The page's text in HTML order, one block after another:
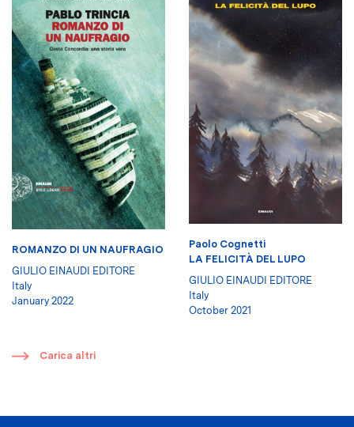
ROMANZO DI UN NAUFRAGIO
GIULIO EINAUDI EDITORE
Italy
January 2022
Paolo Cognetti
LA FELICITÀ DEL LUPO
GIULIO EINAUDI EDITORE
Italy
October 2021
​ Carica altri